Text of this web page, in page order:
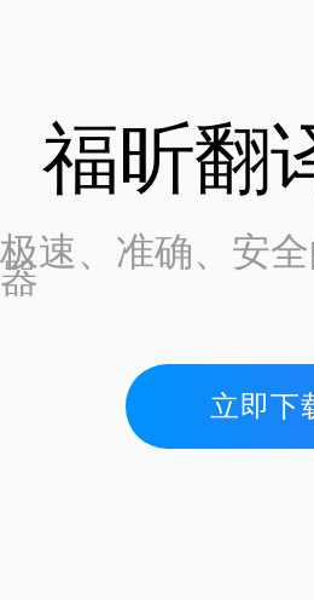
福昕翻
极速、准确、安
器
立即下